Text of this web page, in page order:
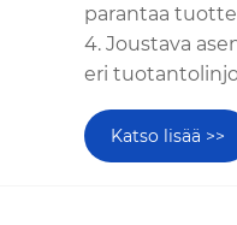
parantaa
4. Joustava
eri
Katso lisää >>